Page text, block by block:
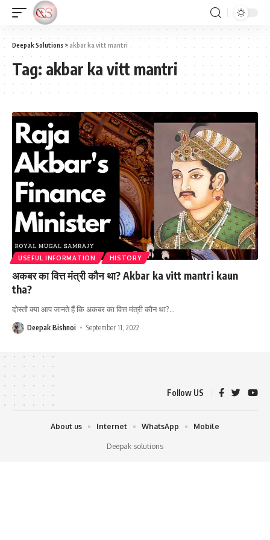
Deepak Solutions > akbar ka vitt mantri
Tag: akbar ka vitt mantri
USEFUL INFORMATION HISTORY
अकबर का वित्त मंत्री कौन था? Akbar ka vitt mantri kaun
tha?
दोस्तों क्या आप जानते हैं कि अकबर का वित्त मंत्री कौन था?…
Deepak Bishnoi September 11, 2022
Follow US
Deepak solutions
About us Internet WhatsApp Mobile